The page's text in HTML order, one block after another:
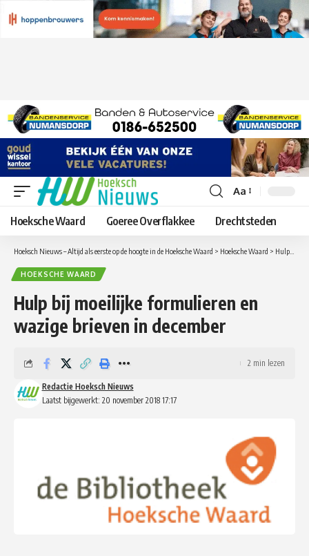
Lettergrootte
aanpassen
Aa
Hoeksche Waard Goeree Overflakkee Drechtsteden
Hoeksch Nieuws – Altijd als eerste op de hoogte in de Hoeksche Waard > Hoeksche Waard > Hulp bij moeilijke formulieren en wazige brieven in december
HOEKSCHE WAARD
Hulp bij moeilijke formulieren en
wazige brieven in december
Laatst bijgewerkt: 20 november 2018 17:17
Redactie Hoeksch Nieuws
2 min lezen